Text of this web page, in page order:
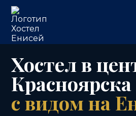
Хостел в
Красноярска
с видом на